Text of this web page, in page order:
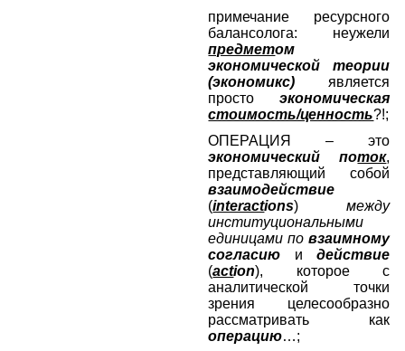
примечание ресурсного
балансолога: неужели
предметом
экономической теории
(экономикс) является
простоэкономическая
стоимость/ценность?!;
ОПЕРАЦИЯ – это
экономический поток,
представляющий собой
взаимодействие
(interactions)
между
институциональными
единицами повзаимному
согласию идействие
(action), которое с
аналитической точки
зрения целесообразно
рассматривать как
операцию…;